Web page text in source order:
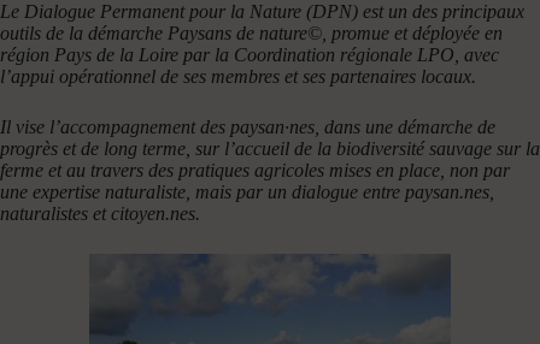
Le Dialogue Permanent pour la Nature (DPN) est un des principaux
outils de la démarche Paysans de nature©, promue et déployée en
région Pays de la Loire par la Coordination régionale LPO, avec
l’appui opérationnel de ses membres et ses partenaires locaux.
Il vise l’accompagnement des paysan·nes, dans une démarche de
progrès et de long terme, sur l’accueil de la biodiversité sauvage sur la
ferme et au travers des pratiques agricoles mises en place, non par
une expertise naturaliste, mais par un dialogue entre paysan.nes,
naturalistes etcitoyen.nes.